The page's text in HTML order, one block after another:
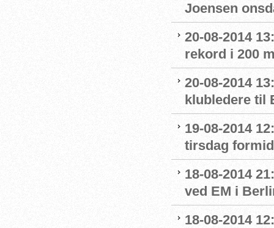
Joensen
20-08-2014
rekord i 200
20-08-2014
klubledere til
19-08-2014
tirsdag
18-08-2014
ved EM i
18-08-2014